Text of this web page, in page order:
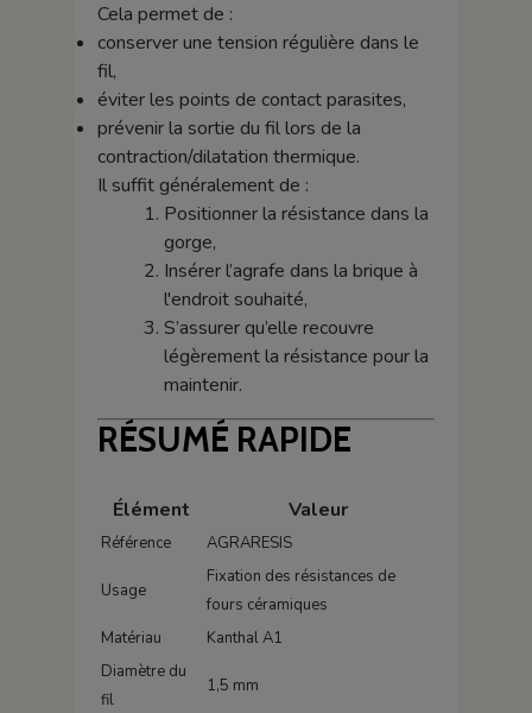
Cela permet de :
conserver une tension régulière dans le
fil,
éviter les points de contact parasites,
prévenir la sortie du fil lors de la
contraction/dilatation thermique.
Il suffit généralement de :
Positionner la résistance dans la
gorge,
Insérer l’agrafe dans la brique à
l'endroit souhaité,
S’assurer qu’elle recouvre
légèrement la résistance pour la
maintenir.
RÉSUMÉ RAPIDE
Élément Valeur
Référence AGRARESIS
Usage
Fixation des résistances de
fours céramiques
Matériau
Kanthal A1
Diamètre du
fil
1,5 mm